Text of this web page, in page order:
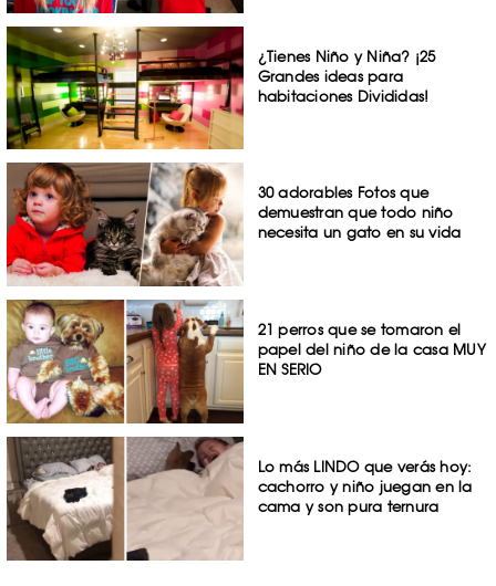
¿Tienes Niño y Niña? ¡25
Grandes ideas para
habitaciones Divididas!
30 adorables Fotos que
demuestran que todo niño
necesita un gato en su vida
21 perros que se tomaron el
papel del niño de la casa MUY
EN SERIO
Lo más LINDO que verás hoy:
cachorro y niño juegan en la
cama y son pura ternura